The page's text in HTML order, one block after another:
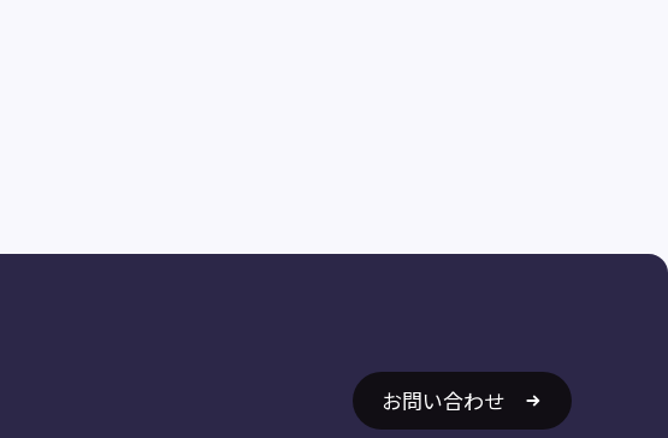
お問い合わせ